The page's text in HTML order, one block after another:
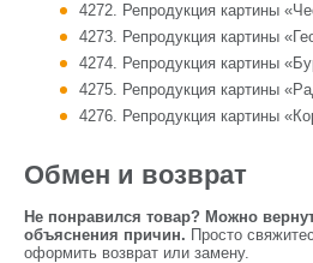
4272. Репродукция картины
4273. Репродукция картины
4274. Репродукция картины
4275. Репродукция картины
4276. Репродукция картины
Обмен и возврат
Не понравился товар? Можно
объяснения причин. Просто
оформить возврат или замену.